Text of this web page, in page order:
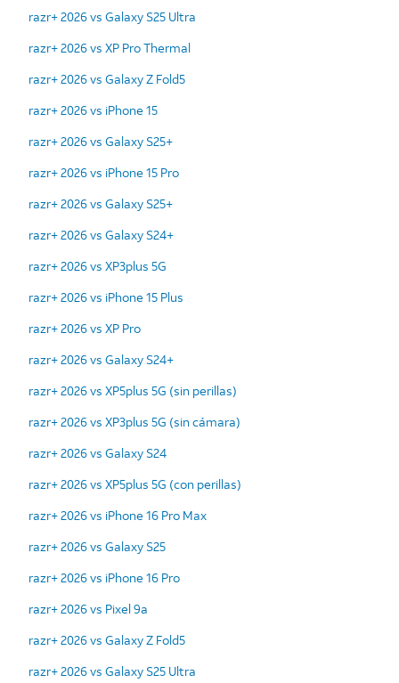
razr+ 2026 vs Galaxy S25 Ultra
razr+ 2026 vs XP Pro Thermal
razr+ 2026 vs Galaxy Z Fold5
razr+ 2026 vs iPhone 15
razr+ 2026 vs Galaxy S25+
razr+ 2026 vs iPhone 15 Pro
razr+ 2026 vs Galaxy S25+
razr+ 2026 vs Galaxy S24+
razr+ 2026 vs XP3plus 5G
razr+ 2026 vs iPhone 15 Plus
razr+ 2026 vs XP Pro
razr+ 2026 vs Galaxy S24+
razr+ 2026 vs XP5plus 5G (sin perillas)
razr+ 2026 vs XP3plus 5G (sin cámara)
razr+ 2026 vs Galaxy S24
razr+ 2026 vs XP5plus 5G (con perillas)
razr+ 2026 vs iPhone 16 Pro Max
razr+ 2026 vs Galaxy S25
razr+ 2026 vs iPhone 16 Pro
razr+ 2026 vs Pixel 9a
razr+ 2026 vs Galaxy Z Fold5
razr+ 2026 vs Galaxy S25 Ultra